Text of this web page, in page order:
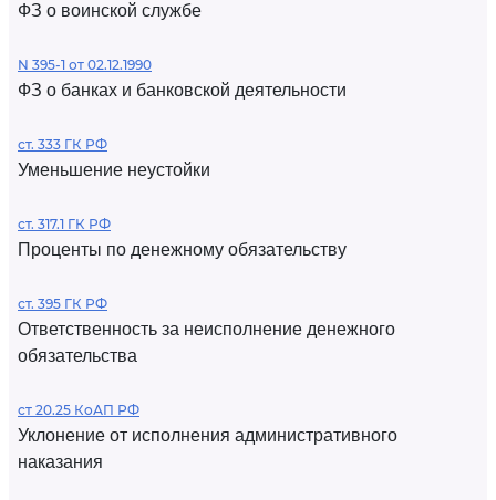
ФЗ о воинской службе
N 395-1 от 02.12.1990
ФЗ о банках и банковской деятельности
ст. 333 ГК РФ
Уменьшение неустойки
ст. 317.1 ГК РФ
Проценты по денежному обязательству
ст. 395 ГК РФ
Ответственность за неисполнение денежного
обязательства
ст 20.25 КоАП РФ
Уклонение от исполнения административного
наказания